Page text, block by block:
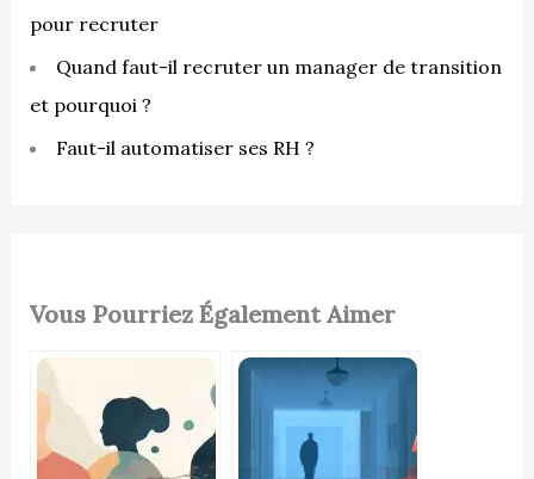
pour recruter
Quand faut-il recruter un manager de transition
et pourquoi ?
Faut-il automatiser ses RH ?
Vous Pourriez Également Aimer